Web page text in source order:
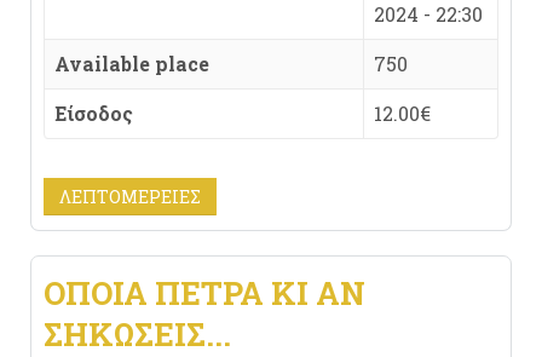
2024 - 22:30
Available place
750
Είσοδος
12.00€
ΛΕΠΤΟΜΈΡΕΙΕΣ
ΌΠΟΙΑ ΠΕΤΡΑ ΚΙ ΑΝ
ΣΗΚΩΣΕΙΣ...